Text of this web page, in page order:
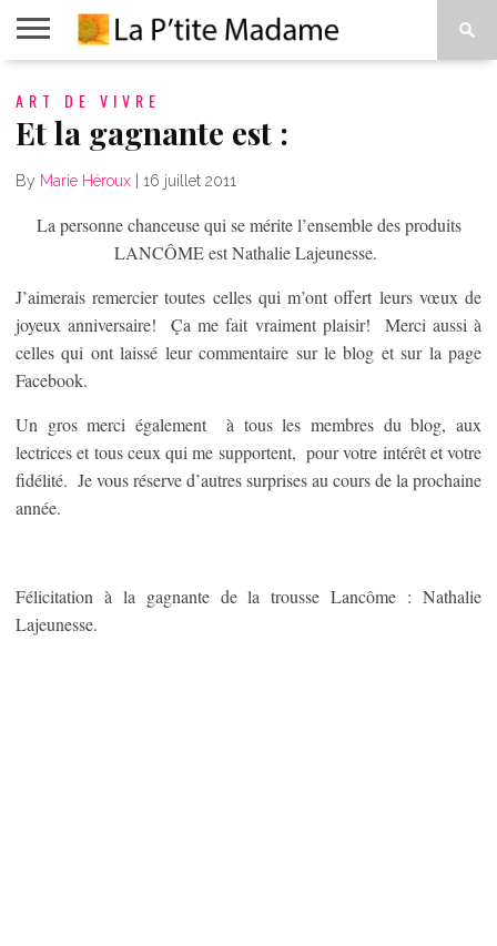
BEAUTÉ
MODE
ART
VIVRE
À
ART DE VIVRE
Et la gagnante est :
By Marie Héroux 16 juillet 2011
La personne chanceuse qui se mérite l’ensemble des produits
LANCÔME est Nathalie Lajeunesse.
J’aimerais remercier toutes celles qui m’ont offert leurs vœux de
joyeux anniversaire! Ça me fait vraiment plaisir! Merci aussi à
celles qui ont laissé leur commentaire sur le blog et sur la page
Facebook.
Un gros merci également à tous les membres du blog, aux
lectrices et tous ceux qui me supportent, pour votre intérêt et votre
fidélité. Je vous réserve d’autres surprises au cours de la prochaine
année.
Félicitation à la gagnante de la trousse Lancôme : Nathalie
Lajeunesse.